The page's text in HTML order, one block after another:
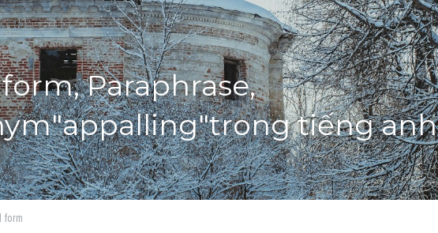
Paraphrase,
tiếng anh
form